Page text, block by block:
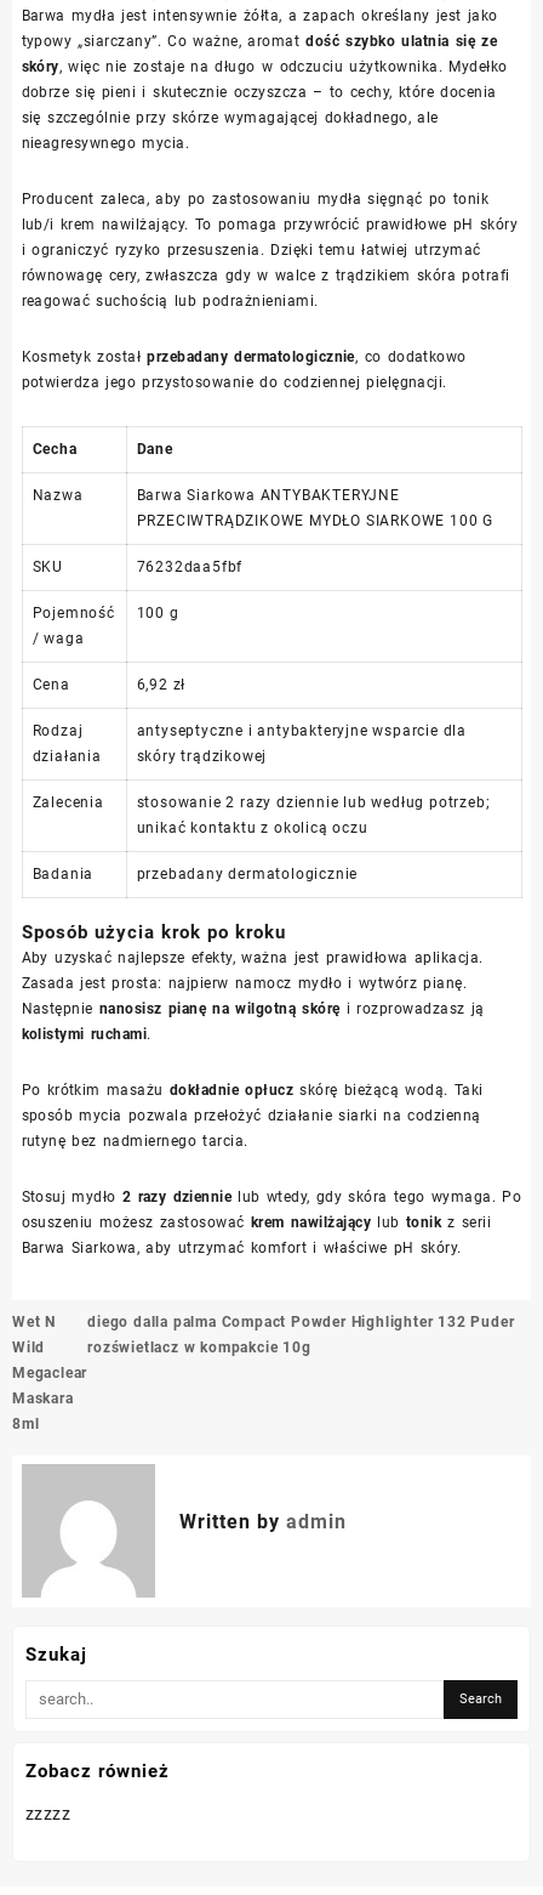
Barwa mydła jest intensywnie żółta, a zapach określany jest jako
typowy „siarczany”. Co ważne, aromatdość szybko ulatnia się ze
skóry, więc nie zostaje na długo w odczuciu użytkownika. Mydełko
dobrze się pieni i skutecznie oczyszcza – to cechy, które docenia
się szczególnie przy skórze wymagającej dokładnego, ale
nieagresywnego mycia.
Producent zaleca, aby po zastosowaniu mydła sięgnąć po tonik
lub/i krem nawilżający. To pomaga przywrócić prawidłowe pH skóry
i ograniczyć ryzyko przesuszenia. Dzięki temu łatwiej utrzymać
równowagę cery, zwłaszcza gdy w walce z trądzikiem skóra potrafi
reagować suchością lub podrażnieniami.
Kosmetyk zostałprzebadany dermatologicznie, co dodatkowo
potwierdza jego przystosowanie do codziennej pielęgnacji.
Cecha Dane
Nazwa
Barwa Siarkowa ANTYBAKTERYJNE
PRZECIWTRĄDZIKOWE MYDŁO SIARKOWE 100 G
SKU 76232daa5fbf
Pojemność
/ waga
100 g
Cena 6,92 zł
Rodzaj
działania
antyseptyczne i antybakteryjne wsparcie dla
skóry trądzikowej
Zalecenia
stosowanie 2 razy dziennie lub według potrzeb;
unikać kontaktu z okolicą oczu
Badania przebadany dermatologicznie
Sposób użycia krok po kroku
Aby uzyskać najlepsze efekty, ważna jest prawidłowa aplikacja.
Zasada jest prosta: najpierw namocz mydło i wytwórz pianę.
Następnie nanosisz pianę na wilgotną skóręi rozprowadzasz ją
kolistymi ruchami.
Po krótkim masażu dokładnie opłucz skórę bieżącą wodą. Taki
sposób mycia pozwala przełożyć działanie siarki na codzienną
rutynę bez nadmiernego tarcia.
Stosuj mydło 2 razy dziennielub wtedy, gdy skóra tego wymaga. Po
osuszeniu możesz zastosować krem nawilżający lub tonik z serii
Barwa Siarkowa, aby utrzymać komfort i właściwe pH skóry.
Nawigacja
wpisu
Wet N
Wild
Megaclear
Maskara
8ml
diego dalla palma Compact Powder Highlighter 132 Puder
rozświetlacz w kompakcie 10g
Written by admin
Szukaj
Zobacz również
zzzzz